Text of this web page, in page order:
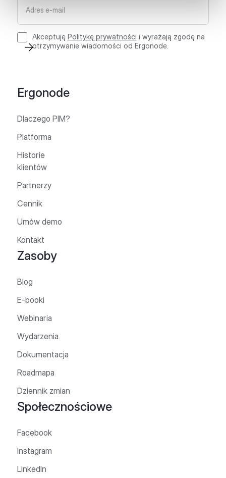
Akceptuję Politykę prywatności i wyrażają zgodę na
otrzymywanie wiadomości od Ergonode.
Ergonode
Dlaczego PIM?
Platforma
Historie
klientów
Partnerzy
Cennik
Umów demo
Kontakt
Zasoby
Blog
E-booki
Webinaria
Wydarzenia
Dokumentacja
Roadmapa
Dziennik zmian
Społecznościowe
Facebook
Instagram
LinkedIn